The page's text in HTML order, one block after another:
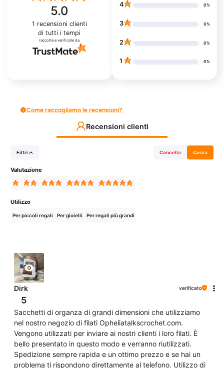
5.0
1 recensioni clienti
di tutti i tempi
raccolte e verificate da
4 0%
3 0%
2 0%
1 0%
Come raccogliamo le recensioni?
Recensioni clienti
Filtri Cancella Cerca
Valutazione
Utilizzo
Per piccoli regali Per gioielli Per regali più grandi
Dirk verificato
5
Sacchetti di organza di grandi dimensioni che utilizziamo
nel nostro negozio di filati Opheliatalkscrochet.com.
Vengono utilizzati per inviare ai nostri clienti i loro filati. È
bello presentato in questo modo e verranno riutilizzati.
Spedizione sempre rapida e un ottimo prezzo e se hai un
problema ti rispondono direttamente al telefono. Utilizzo di